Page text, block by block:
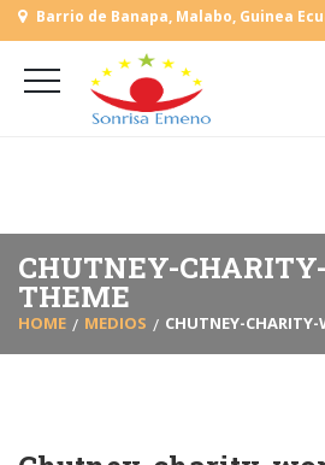
Barrio de Banapa, Malabo, Guinea
(+240) 555 818930
L-V: 9:00-15:00 Sab, Dom: Cerrado
CHUTNEY-
THEME
HOME MEDIOS CHUTNEY-CHARITY-